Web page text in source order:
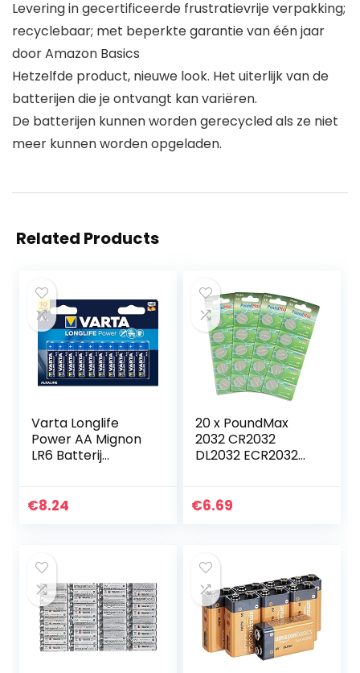
Levering in gecertificeerde frustratievrije verpakking;
recyclebaar; met beperkte garantie van één jaar
door Amazon Basics
Hetzelfde product, nieuwe look. Het uiterlijk van de
batterijen die je ontvangt kan variëren.
De batterijen kunnen worden gerecycled als ze niet
meer kunnen worden opgeladen.
Related Products
Varta Longlife
Power AA Mignon
LR6 Batterij
Batterijideaal voor
€8.24
20 x PoundMax
2032 CR2032
DL2032 ECR2032
n
€6.69